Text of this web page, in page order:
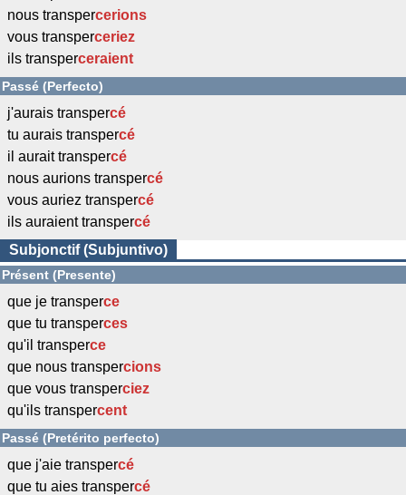
nous transpercerions
vous transperceriez
ils transperceraient
Passé (Perfecto)
j'aurais transpercé
tu aurais transpercé
il aurait transpercé
nous aurions transpercé
vous auriez transpercé
ils auraient transpercé
Subjonctif (Subjuntivo)
Présent (Presente)
que je transperce
que tu transperces
qu'il transperce
que nous transpercions
que vous transperciez
qu'ils transpercent
Passé (Pretérito perfecto)
que j'aie transpercé
que tu aies transpercé